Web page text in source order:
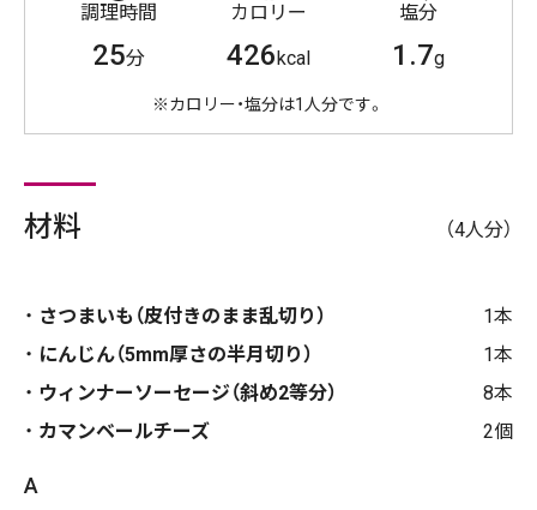
調理時間
25分
カロリー
426kcal
塩分
1.7g
※カロリー・塩分は1人分です。
材料 （4人分）
さつまいも（皮付きのまま乱切り）
1本
にんじん（5mm厚さの半月切り）
1本
ウィンナーソーセージ（斜め2等分）
8本
カマンベールチーズ
2個
A